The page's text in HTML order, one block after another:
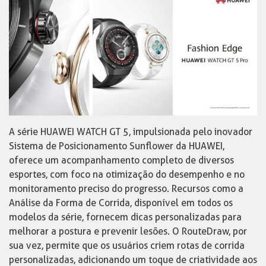
A série HUAWEI WATCH GT 5, impulsionada pelo inovador
Sistema de Posicionamento Sunflower da HUAWEI,
oferece um acompanhamento completo de diversos
esportes, com foco na otimização do desempenho e no
monitoramento preciso do progresso. Recursos como a
Análise da Forma de Corrida, disponível em todos os
modelos da série, fornecem dicas personalizadas para
melhorar a postura e prevenir lesões. O RouteDraw, por
sua vez, permite que os usuários criem rotas de corrida
personalizadas, adicionando um toque de criatividade aos